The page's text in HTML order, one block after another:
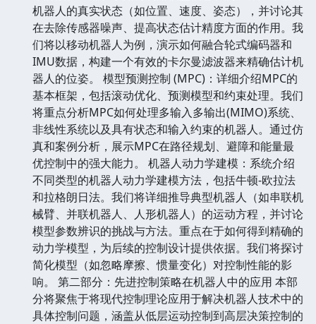
机器人的真实状态（如位置、速度、姿态），并讨论其
在去除传感器噪声、提高状态估计精度方面的作用。我
们将以移动机器人为例，演示如何融合轮式编码器和
IMU数据，构建一个有效的卡尔曼滤波器来精确估计机
器人的位姿。 模型预测控制 (MPC)：详细介绍MPC的
基本框架，包括滚动优化、预测模型和约束处理。我们
将重点分析MPC如何处理多输入多输出(MIMO)系统、
非线性系统以及具有状态和输入约束的机器人。通过仿
真和案例分析，展示MPC在路径规划、避障和能量最
优控制中的强大能力。 机器人动力学建模：系统介绍
不同类型的机器人动力学建模方法，包括牛顿-欧拉法
和拉格朗日法。我们将详细推导典型机器人（如串联机
械臂、并联机器人、人形机器人）的运动方程，并讨论
模型参数辨识的挑战与方法。重点在于如何得到精确的
动力学模型，为后续的控制设计提供依据。我们将探讨
简化模型（如忽略摩擦、惯量变化）对控制性能的影
响。 第二部分：先进控制策略在机器人中的应用 本部
分将聚焦于将现代控制理论应用于解决机器人技术中的
具体控制问题，涵盖从低层运动控制到高层决策控制的